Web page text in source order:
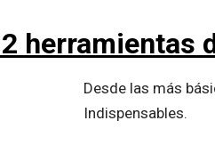
herramientas
Desde las más
Indispensables.